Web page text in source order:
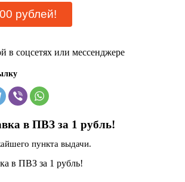
в соцсетях или мессенджере
в ПВЗ за 1 рубль!
пункта выдачи.